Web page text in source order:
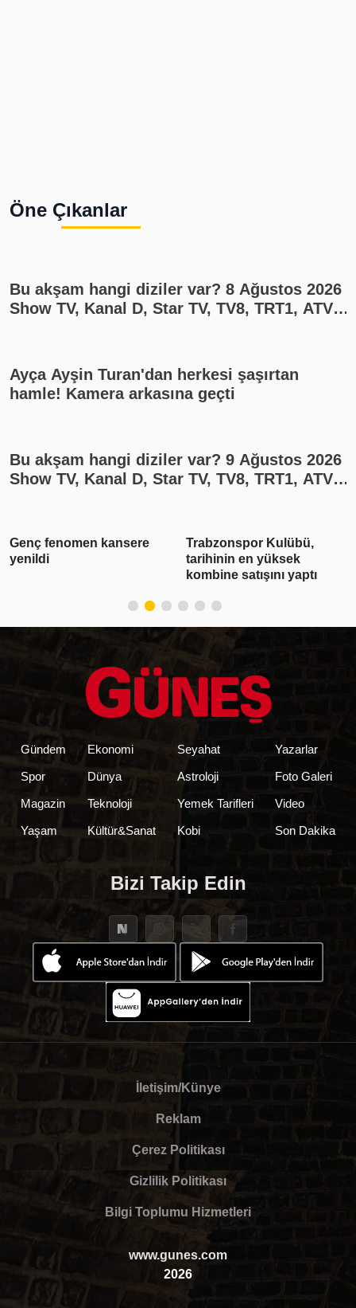
Öne Çıkanlar
Bu akşam hangi diziler var? 8 Ağustos 2026
Show TV, Kanal D, Star TV, TV8, TRT1, ATV
Ayça Ayşin Turan'dan herkesi şaşırtan
hamle! Kamera arkasına geçti
Bu akşam hangi diziler var? 9 Ağustos 2026
Show TV, Kanal D, Star TV, TV8, TRT1, ATV
Genç fenomen kansere
yenildi
Trabzonspor Kulübü,
tarihinin en yüksek
kombine satışını yaptı
Gündem
Spor
Magazin
Yaşam
Ekonomi
Dünya
Teknoloji
Kültür&Sanat
Seyahat
Astroloji
Yemek Tarifleri
Kobi
Yazarlar
Foto Galeri
Video
Son Dakika
Bizi Takip Edin
İletişim/Künye
Reklam
Çerez Politikası
Gizlilik Politikası
Bilgi Toplumu Hizmetleri
www.gunes.com
2026